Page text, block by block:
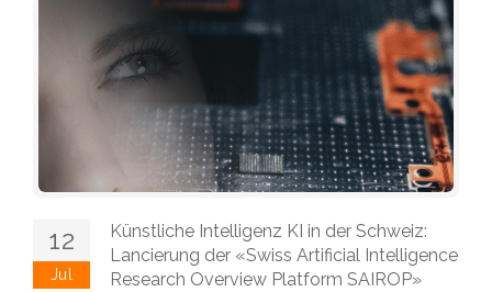
12
Jul
Künstliche Intelligenz KI in der Schweiz:
Lancierung der «Swiss Artificial Intelligence
Research Overview Platform SAIROP»